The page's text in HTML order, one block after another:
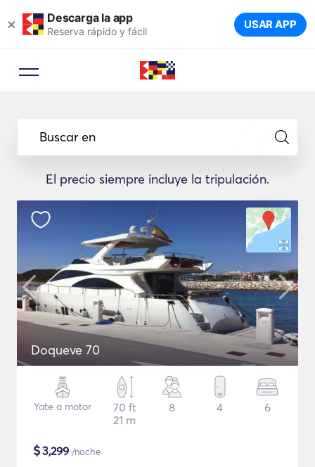
× Descarga la app
Reserva rápido y fácil USAR APP
Buscar en
El precio siempre incluye la tripulación.
Doqueve 70
Yate a motor
70 ft
21 m
8 4 6
$3,299 /noche